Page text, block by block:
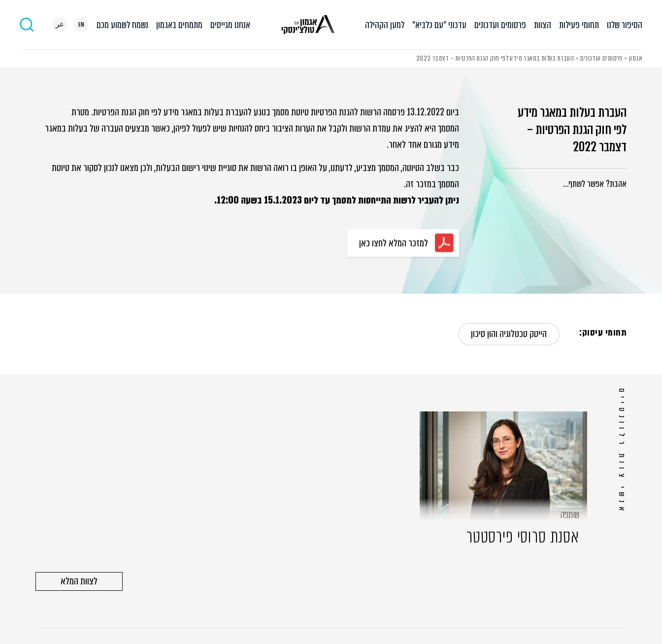
הסיפור שלנו תחומי פעילות הצוות פרסומים ועדכונים עדכוני ״עם כלביא״ למען הקהילה אנחנו מגייסים מתמחים באגמון נשמח לשמוע מכם EN عر
אגמון > פרסומים ועדכונים> העברת בעלות במאגר מידע לפי חוק הגנת הפרטיות – דצמבר 2022
העברת בעלות במאגר מידע
לפי חוק הגנת הפרטיות –
דצמבר 2022
אהבת? אפשר לשתף…
ביום 13.12.2022 פרסמה הרשות להגנת הפרטיות טיוטת מסמך בנוגע להעברת בעלות במאגר מידע לפי חוק הגנת הפרטיות. מטרת
המסמך היא להציג את עמדת הרשות ולקבל את הערות הציבור ביחס להנחיות שיש לפעול לפיהן, כאשר מבצעים העברה של בעלות במאגר
מידע מגורם אחד לאחר.
כבר בשלב הטיוטה, המסמך מצביע, לדעתנו, על האופן בו רואה הרשות את סוגיית שינוי רישום הבעלות, ולכן מצאנו לנכון לסקור את טיוטת
המסמך במזכר זה.
ניתן להעביר לרשות התייחסות למסמך עד ליום 15.1.2023 בשעה 12:00.
למזכר המלא לחצו כאן
תחומי עיסוק: הייטק טכנולוגיה והון סיכון
אנשי צוות רלוונטיים
שותפה
אסנת סרוסי פירסטטר
לצוות המלא